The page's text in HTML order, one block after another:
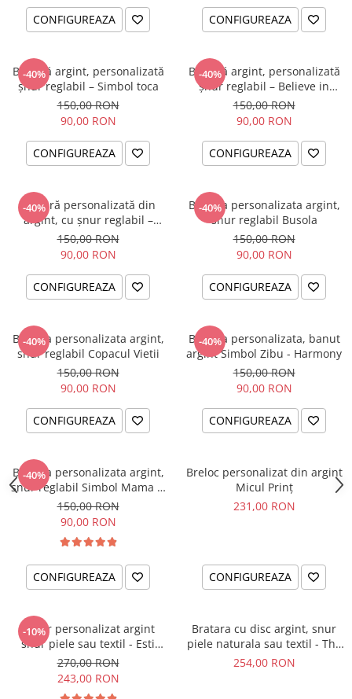
CONFIGUREAZA CONFIGUREAZA
-40%
Brățară argint, personalizată
șnur reglabil – Simbol toca
150,00 RON
90,00 RON
CONFIGUREAZA
-40%
Brățară argint, personalizată
șnur reglabil – Believe in
Yourself
150,00 RON
90,00 RON
CONFIGUREAZA
-40%
Brățară personalizată din
argint, cu șnur reglabil –
simbol Soare
150,00 RON
90,00 RON
CONFIGUREAZA
-40%
Bratara personalizata argint,
snur reglabil Busola
150,00 RON
90,00 RON
CONFIGUREAZA
-40%
Bratara personalizata argint,
snur reglabil Copacul Vietii
150,00 RON
90,00 RON
CONFIGUREAZA
-40%
Bratara personalizata, banut
argint Simbol Zibu - Harmony
150,00 RON
90,00 RON
CONFIGUREAZA
-40%
Bratara personalizata argint,
snur reglabil Simbol Mama &
Bebe
150,00 RON
90,00 RON
CONFIGUREAZA
Breloc personalizat din argint
Micul Prinț
231,00 RON
CONFIGUREAZA
-10%
Colier personalizat argint
snur piele sau textil - Esti
parte din noi...
270,00 RON
243,00 RON
Bratara cu disc argint, snur
piele naturala sau textil - The
Circle of Love
254,00 RON